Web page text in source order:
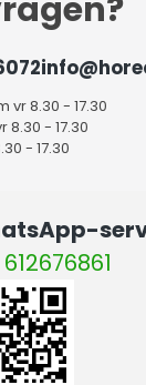
vr 8.30 - 17.30
8.30 - 17.30
- 17.30
612676861